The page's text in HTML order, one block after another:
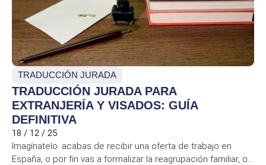
TRADUCCIÓN JURADA
TRADUCCIÓN JURADA PARA
EXTRANJERÍA Y VISADOS: GUÍA
DEFINITIVA
18 / 12 / 25
Imagínatelo: acabas de recibir una oferta de trabajo en
España, o por fin vas a formalizar la reagrupación familiar, o...